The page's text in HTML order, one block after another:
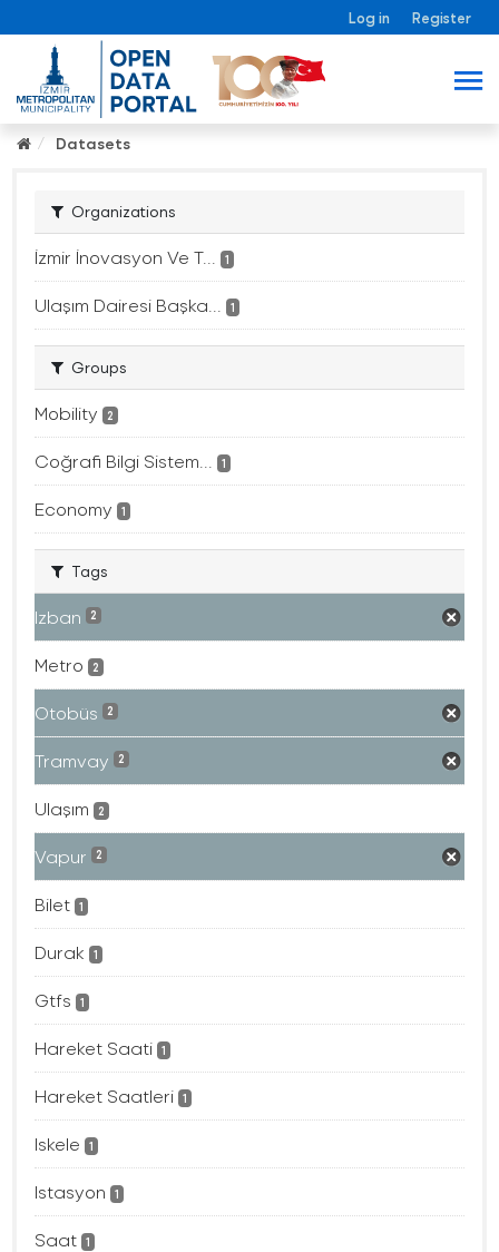
Log in Register
Datasets
Organizations
İzmir İnovasyon Ve T... 1
Ulaşım Dairesi Başka... 1
Groups
Mobility 2
Coğrafi Bilgi Sistem... 1
Economy 1
Tags
Izban 2
Metro 2
Otobüs 2
Tramvay 2
Ulaşım 2
Vapur 2
Bilet 1
Durak 1
Gtfs 1
Hareket Saati 1
Hareket Saatleri 1
Iskele 1
Istasyon 1
Saat 1